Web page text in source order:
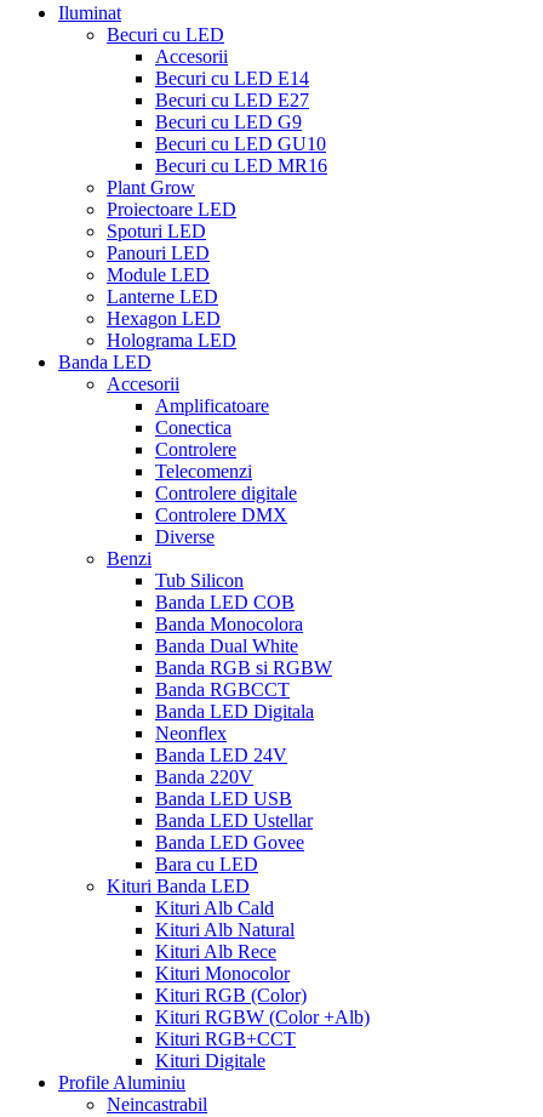
Iluminat
Becuri cu LED
Accesorii
Becuri cu LED E14
Becuri cu LED E27
Becuri cu LED G9
Becuri cu LED GU10
Becuri cu LED MR16
Plant Grow
Proiectoare LED
Spoturi LED
Panouri LED
Module LED
Lanterne LED
Hexagon LED
Holograma LED
Banda LED
Accesorii
Amplificatoare
Conectica
Controlere
Telecomenzi
Controlere digitale
Controlere DMX
Diverse
Benzi
Tub Silicon
Banda LED COB
Banda Monocolora
Banda Dual White
Banda RGB si RGBW
Banda RGBCCT
Banda LED Digitala
Neonflex
Banda LED 24V
Banda 220V
Banda LED USB
Banda LED Ustellar
Banda LED Govee
Bara cu LED
Kituri Banda LED
Kituri Alb Cald
Kituri Alb Natural
Kituri Alb Rece
Kituri Monocolor
Kituri RGB (Color)
Kituri RGBW (Color +Alb)
Kituri RGB+CCT
Kituri Digitale
Profile Aluminiu
Neincastrabil